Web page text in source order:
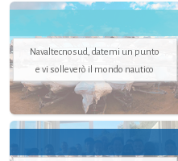
Navaltecnosud, datemi un punto
e vi solleverò il mondo nautico